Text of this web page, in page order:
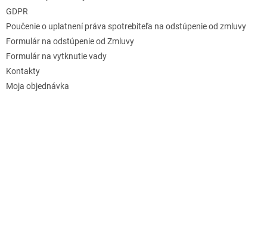
GDPR
Poučenie o uplatnení práva spotrebiteľa na odstúpenie od zmluvy
Formulár na odstúpenie od Zmluvy
Formulár na vytknutie vady
Kontakty
Moja objednávka